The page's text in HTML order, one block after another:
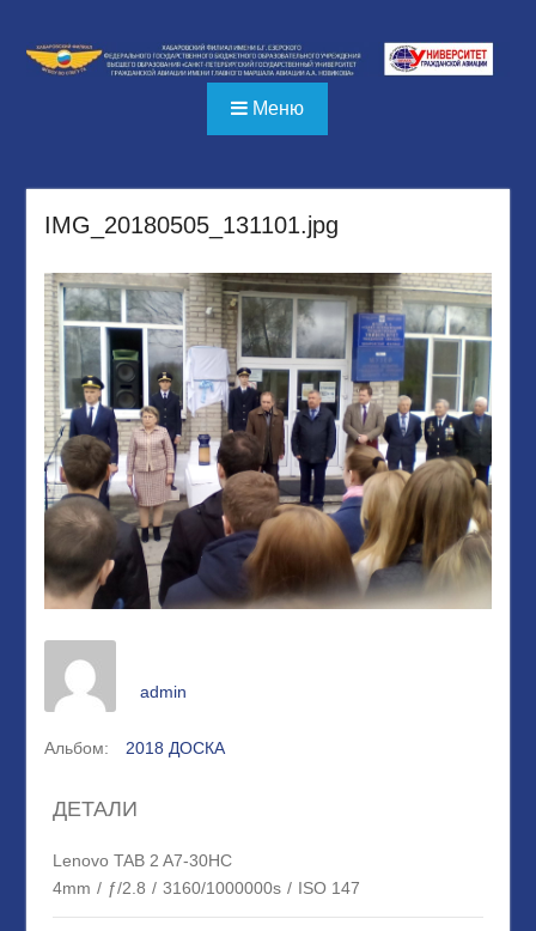
содержимому
Меню
IMG_20180505_131101.jpg
admin
Альбом: 2018 ДОСКА
ДЕТАЛИ
Lenovo TAB 2 A7-30HC
4mm / ƒ/2.8 / 3160/1000000s / ISO 147